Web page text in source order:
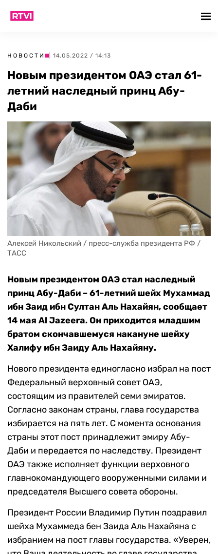
НОВОСТИ | 14.05.2022 / 14:13
Новым президентом ОАЭ стал 61-
летний наследный принц Абу-
Даби
Алексей Никольский / пресс-служба президента РФ /
ТАСС
Новым президентом ОАЭ стал наследный
принц Абу-Даби – 61-летний шейх Мухаммад
ибн Заид ибн Султан Аль Нахайян, сообщает
14 мая Al Jazeera. Он приходится младшим
братом скончавшемуся накануне шейху
Халифу ибн Заиду Аль Нахайяну.
Нового президента единогласно избрал на пост
Федеральный верховный совет ОАЭ,
состоящим из правителей семи эмиратов.
Согласно законам страны, глава государства
избирается на пять лет. С момента основания
страны этот пост принадлежит эмиру Абу-
Даби и передается по наследству. Президент
ОАЭ также исполняет функции верховного
главнокомандующего вооруженными силами и
председателя Высшего совета обороны.
Президент России Владимир Путин поздравил
шейха Мухаммеда бен Заида Аль Нахайяна с
избранием на пост главы государства. «Уверен,